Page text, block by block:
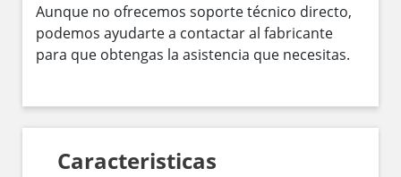
Aunque no ofrecemos soporte técnico directo,
podemos ayudarte a contactar al fabricante
para que obtengas la asistencia que necesitas.
Caracteristicas